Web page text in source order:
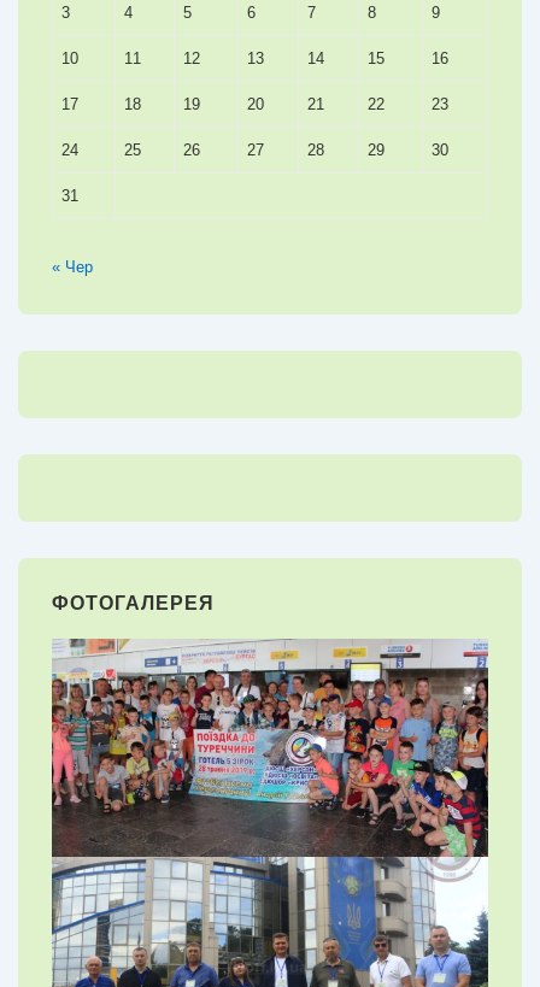
3 4 5 6 7 8 9
10 11 12 13 14 15 16
17 18 19 20 21 22 23
24 25 26 27 28 29 30
31
« Чер
ФОТОГАЛЕРЕЯ